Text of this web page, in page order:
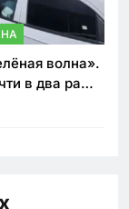
волна».
в два раза